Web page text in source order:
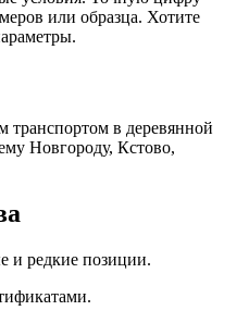
или образца. Хотите
транспортом в деревянной
Новгороду, Кстово,
и редкие позиции.